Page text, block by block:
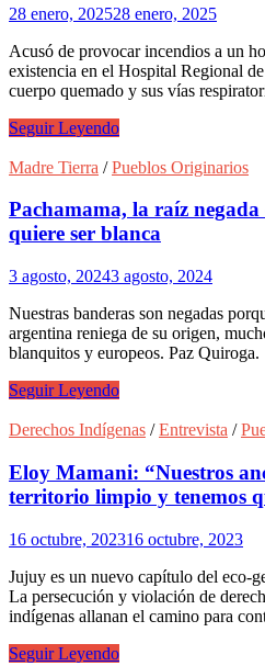
capital
extractivo
28 enero, 202528 enero, 2025
Acusó de provocar incendios a un
existencia en el Hospital Regional
cuerpo quemado y sus vías
Torres
a
carga
contra
los
con
información
falsa
Seguir Leyendo
Madre Tierra /Pueblos Originarios
Pachamama, la raíz
quiere ser blanca
3 agosto, 20243 agosto, 2024
Nuestras banderas son negadas
argentina reniega de su origen,
blanquitos y europeos. Paz Quiroga.
Pachamama,
raíz
de
una
Argentina
quiere
ser
blanca
Seguir Leyendo
Derechos Indígenas /Entrevista /
Eloy Mamani: “Nuestros
territorio limpio y tenemos
16 octubre, 202316 octubre, 2023
Jujuy es un nuevo capítulo del eco-
La persecución y violación de
indígenas allanan el camino para
Eloy
Seguir Leyendo